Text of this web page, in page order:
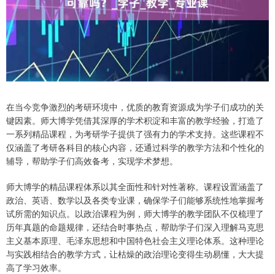
在当今竞争激烈的考研环境中，优质的教育资源成为学子们成功的关
键因素。师大博学凭借其深厚的学术积淀和丰富的教学经验，打造了
一系列精品课程，为考研学子提供了强有力的学术支持。这些课程不
仅涵盖了考研各科目的核心内容，还通过科学的教学方法和个性化的
辅导，帮助学子们高效备考，实现学术梦想。
师大博学的精品课程体系以其全面性和针对性著称。课程设置涵盖了
政治、英语、数学以及各类专业课，确保学子们能够系统性地掌握考
试所需的知识点。以政治课程为例，师大博学的教学团队不仅梳理了
历年真题的命题规律，还结合时事热点，帮助学子们深入理解马克思
主义基本原理、毛泽东思想和中国特色社会主义理论体系。这种理论
与实践相结合的教学方式，让枯燥的政治理论变得生动易懂，大大提
高了学习效率。